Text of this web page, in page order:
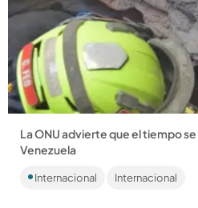
Compartir
La ONU advierte que el tiempo
Venezuela
Tras el doble sismo en
más de 10.000 heridos y miles de
Internacional Internacional